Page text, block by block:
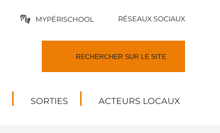
MYPÉRISCHOOL RÉSEAUX SOCIAUX
SORTIES ACTEURS LOCAUX